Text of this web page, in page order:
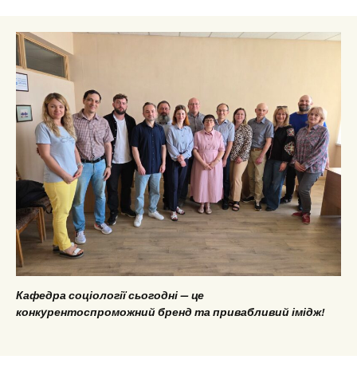
Кафедра соціології сьогодні — це
конкурентоспроможний бренд та привабливий імідж!